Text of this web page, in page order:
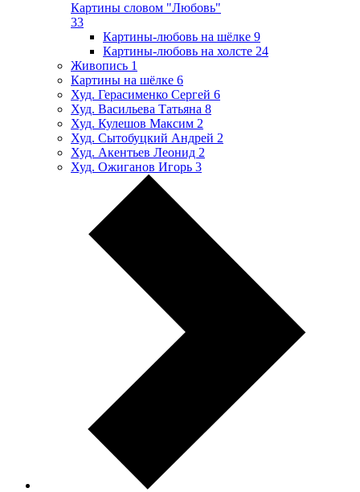
Картины словом "Любовь"
33
Картины-любовь на шёлке 9
Картины-любовь на холсте 24
Живопись 1
Картины на шёлке 6
Худ. Герасименко Сергей 6
Худ. Васильева Татьяна 8
Худ. Кулешов Максим 2
Худ. Сытобуцкий Андрей 2
Худ. Акентьев Леонид 2
Худ. Ожиганов Игорь 3